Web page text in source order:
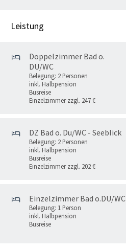
Leistung
Doppelzimmer Bad o.
DU/WC
Belegung: 2 Personen
inkl. Halbpension
Busreise
Einzelzimmer zzgl. 247 €
DZ Bad o. Du/WC - Seeblick
Belegung: 2 Personen
inkl. Halbpension
Busreise
Einzelzimmer zzgl. 202 €
Einzelzimmer Bad o.DU/WC
Belegung: 1 Person
inkl. Halbpension
Busreise